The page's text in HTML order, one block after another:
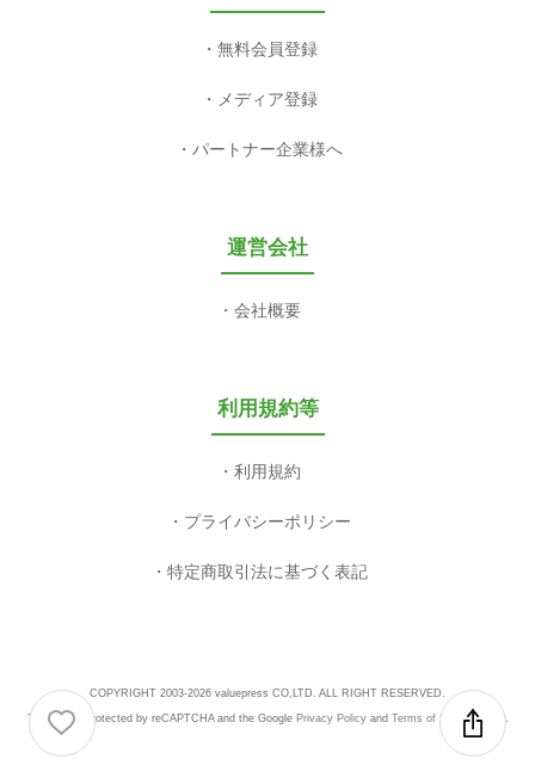
無料会員登録
メディア登録
パートナー企業様へ
運営会社
会社概要
利用規約等
利用規約
プライバシーポリシー
特定商取引法に基づく表記
COPYRIGHT 2003-2026 valuepress CO,LTD. ALL RIGHT RESERVED.
This site is protected by reCAPTCHA and the Google Privacy Policyand Terms of Serviceapply.